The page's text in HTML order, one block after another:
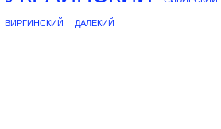
ВИРГИНСКИЙ ДАЛЕКИЙ